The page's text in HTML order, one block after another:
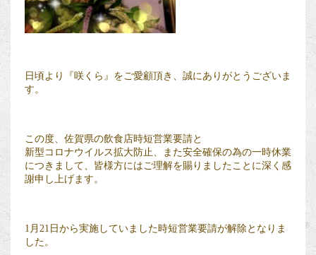
日頃より『咲くら』をご愛顧頂き、誠にありがとうございま
す。
この度、佐賀県の飲食店時短営業要請と
新型コロナウイルス拡大防止、また安全確保の為の一時休業
につきまして、皆様方にはご理解を賜りましたことに深く感
謝申し上げます。
1月21日から実施していました時短営業要請が解除となりま
した。